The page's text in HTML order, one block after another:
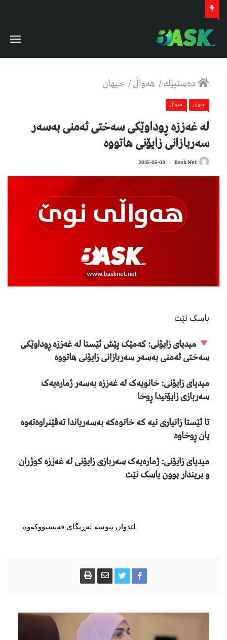
دەستپێك/ هەواڵ/ جیهان
جیهان هەواڵ
لە غەززە ڕوداوێکی سەختی ئەمنی بەسەر
سەربازانی زایۆنی هاتووە
Bask Net
2025-05-08
باسک نێت
میدیای زایۆنی: کەمێک پێش ئێستا لە غەززە ڕوداوێکی
سەختی ئەمنی بەسەر سەربازانی زایۆنی هاتووە
میدیای زایۆنی: خانویەک لە غەززە بەسەر ژمارەیەک
سەربازی زایۆنیدا ڕوخا
تا ئێستا زانیاری نیە کە خانوەکە بەسەریاندا تەقێنراوەتەوە
یان ڕوخاوە
میدیای زایۆنی: ژمارەیەک سەربازی زایۆنی لە غەززە کوژران
و بریندار بوون باسک نێت
لێدوان بنوسە لەڕیگای فەیسبووکەوە